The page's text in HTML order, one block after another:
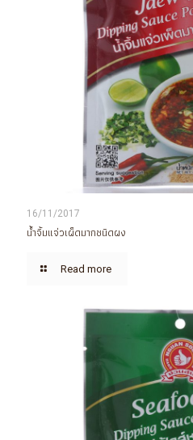
16/11/2017
น้ำจิ้มแจ่วเผ็ดมากชนิดผง
Read more